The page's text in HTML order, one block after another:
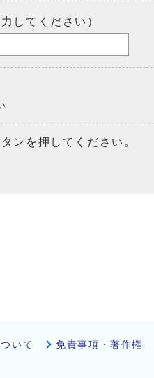
してください）
ンを押してください。
いて 免責事項・著作権